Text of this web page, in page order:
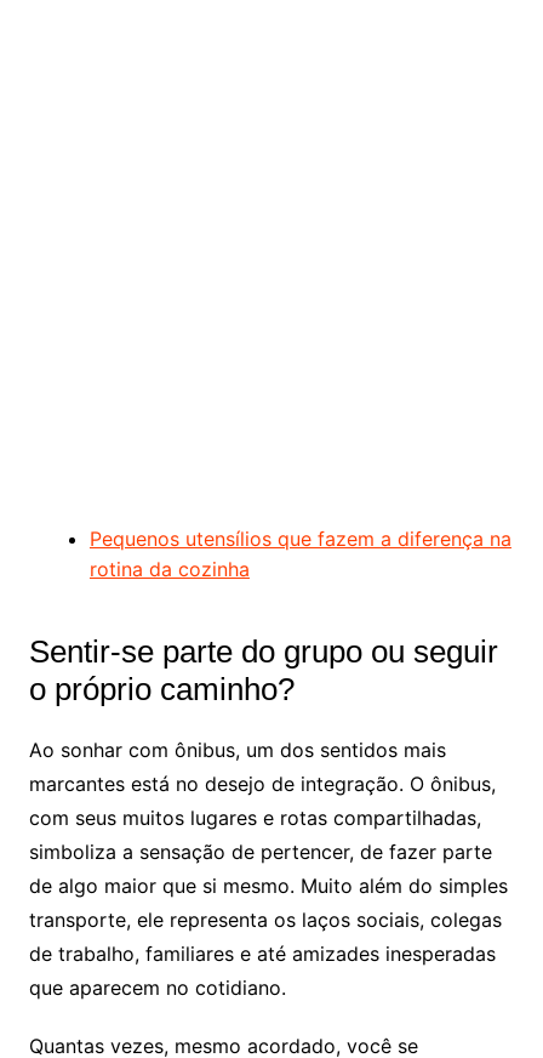
Pequenos utensílios que fazem a diferença na
rotina da cozinha
Sentir-se parte do grupo ou seguir
o próprio caminho?
Ao sonhar com ônibus, um dos sentidos mais
marcantes está no desejo de integração. O ônibus,
com seus muitos lugares e rotas compartilhadas,
simboliza a sensação de pertencer, de fazer parte
de algo maior que si mesmo. Muito além do simples
transporte, ele representa os laços sociais, colegas
de trabalho, familiares e até amizades inesperadas
que aparecem no cotidiano.
Quantas vezes, mesmo acordado, você se